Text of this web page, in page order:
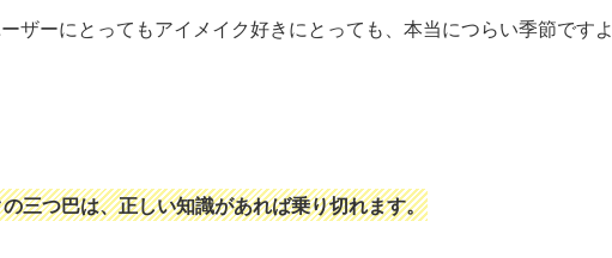
ザーにとってもアイメイク好きにとっても、本当につらい季節ですよ
三つ巴は、正しい知識があれば乗り切れます。